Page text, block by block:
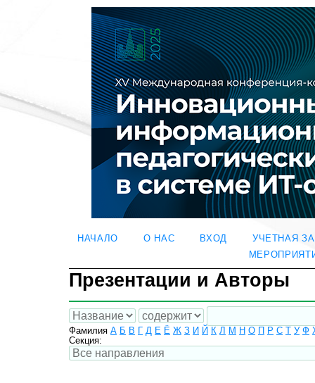
НАЧАЛО О НАС ВХОД
УЧЕТНАЯ
Презентации и Авторы
Фамилия А Б В Д Е Ё Ж З И Й К Л М Н О Р С У Ф
Секция: